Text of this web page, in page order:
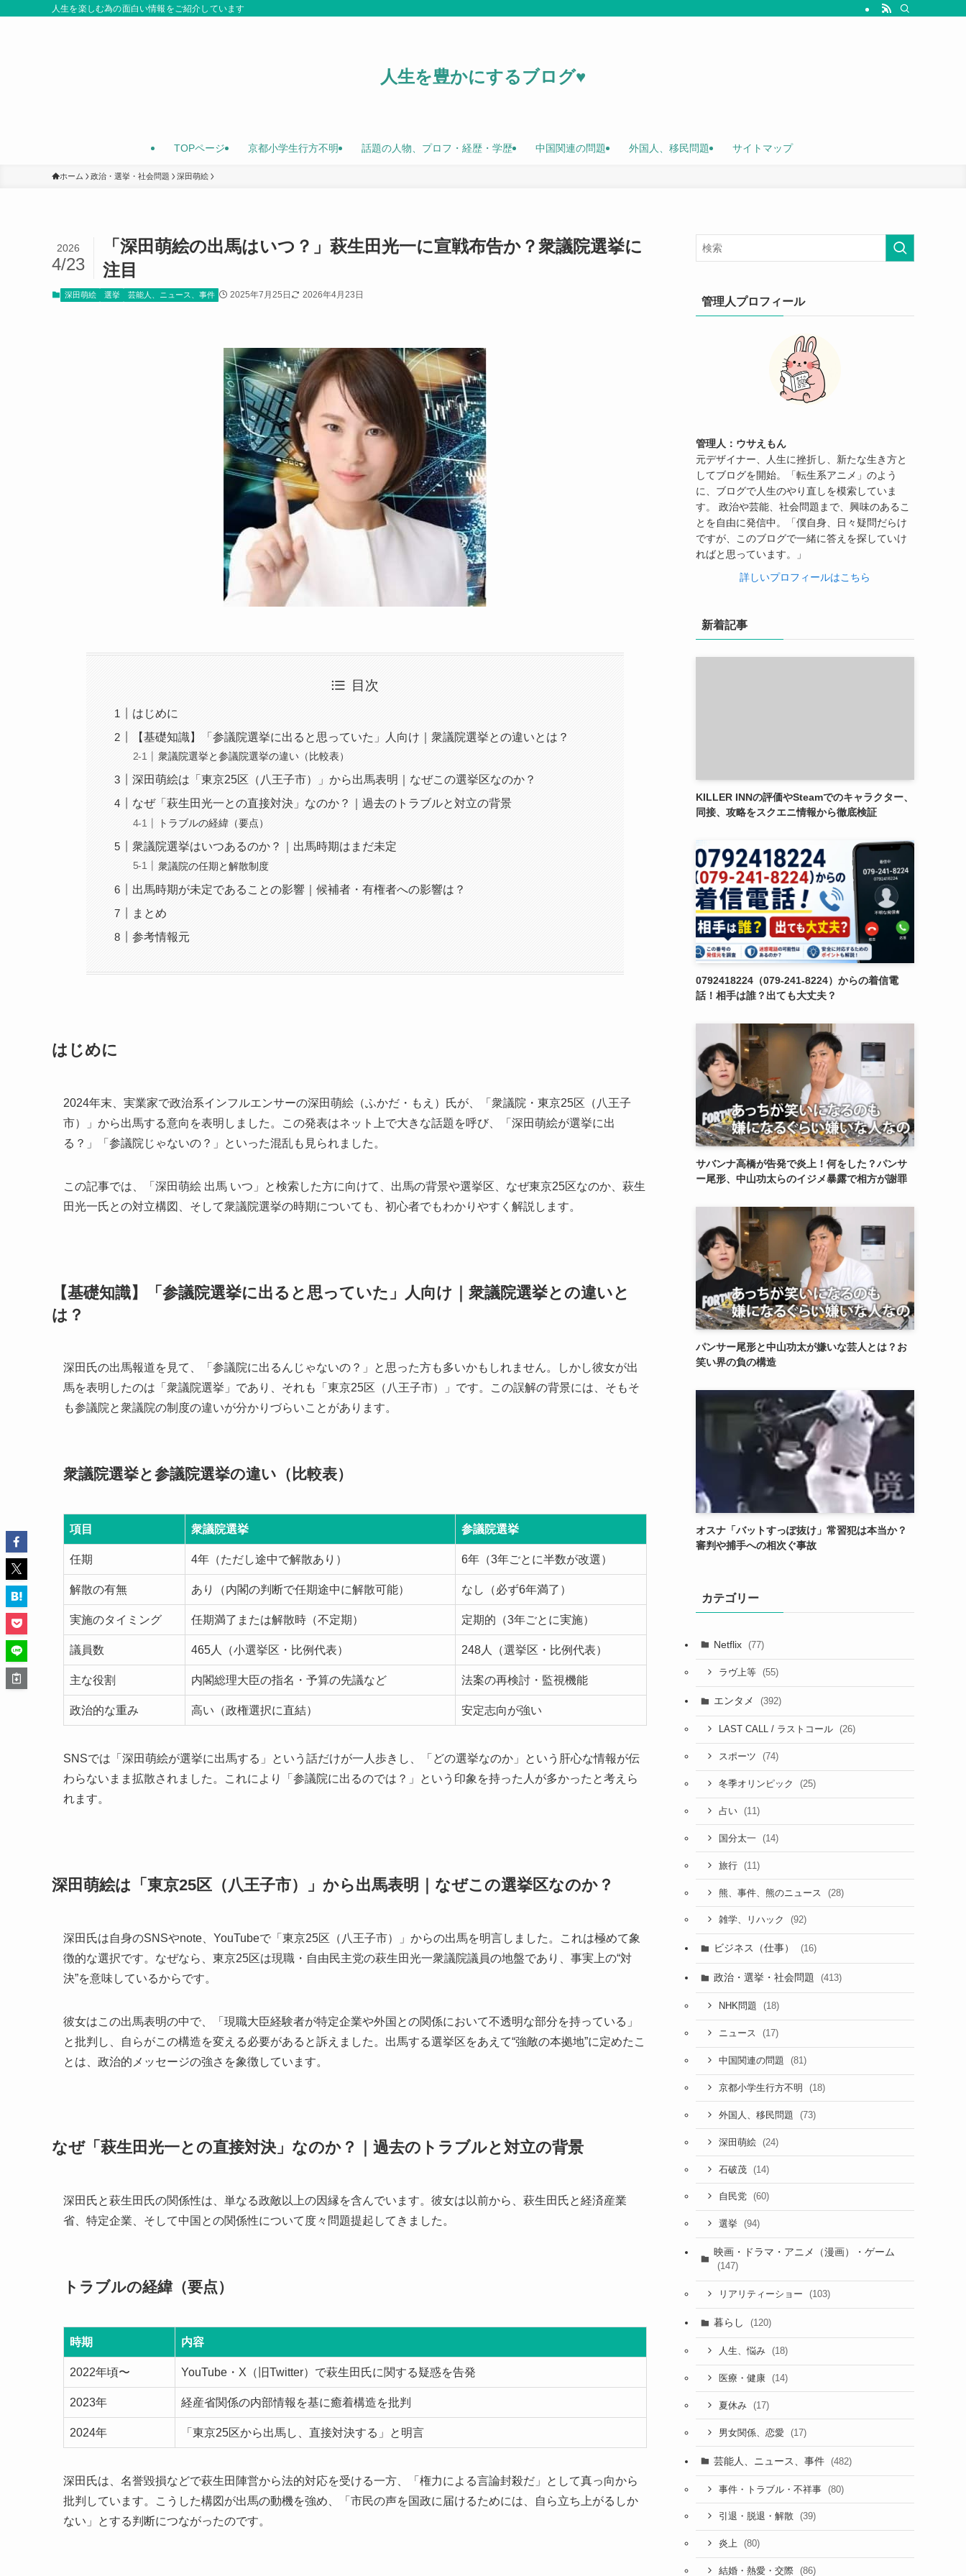
人生を楽しむ為の面白い情報をご紹介しています
人生を豊かにするブログ♥
TOPページ 京都小学生行方不明 話題の人物、プロフ・経歴・学歴 中国関連の問題 外国人、移民問題 サイトマップ
ホーム 政治・選挙・社会問題 深田萌絵
「深田萌絵の出馬はいつ？」萩生田光一に宣戦布告か？衆議院選挙に
注目
2026
4/23
深田萌絵 選挙 芸能人、ニュース、事件 2025年7月25日 2026年4月23日
目次
はじめに
【基礎知識】「参議院選挙に出ると思っていた」人向け｜衆議院選挙との違いとは？
衆議院選挙と参議院選挙の違い（比較表）
深田萌絵は「東京25区（八王子市）」から出馬表明｜なぜこの選挙区なのか？
なぜ「萩生田光一との直接対決」なのか？｜過去のトラブルと対立の背景
トラブルの経緯（要点）
衆議院選挙はいつあるのか？｜出馬時期はまだ未定
衆議院の任期と解散制度
出馬時期が未定であることの影響｜候補者・有権者への影響は？
まとめ
参考情報元
はじめに
2024年末、実業家で政治系インフルエンサーの深田萌絵（ふかだ・もえ）氏が、「衆議院・東京25区（八王子
市）」から出馬する意向を表明しました。この発表はネット上で大きな話題を呼び、「深田萌絵が選挙に出
る？」「参議院じゃないの？」といった混乱も見られました。
この記事では、「深田萌絵 出馬 いつ」と検索した方に向けて、出馬の背景や選挙区、なぜ東京25区なのか、萩生
田光一氏との対立構図、そして衆議院選挙の時期についても、初心者でもわかりやすく解説します。
【基礎知識】「参議院選挙に出ると思っていた」人向け｜衆議院選挙との違いと
は？
深田氏の出馬報道を見て、「参議院に出るんじゃないの？」と思った方も多いかもしれません。しかし彼女が出
馬を表明したのは「衆議院選挙」であり、それも「東京25区（八王子市）」です。この誤解の背景には、そもそ
も参議院と衆議院の制度の違いが分かりづらいことがあります。
衆議院選挙と参議院選挙の違い（比較表）
項目 衆議院選挙 参議院選挙
任期 4年（ただし途中で解散あり） 6年（3年ごとに半数が改選）
解散の有無 あり（内閣の判断で任期途中に解散可能） なし（必ず6年満了）
実施のタイミング 任期満了または解散時（不定期） 定期的（3年ごとに実施）
議員数 465人（小選挙区・比例代表） 248人（選挙区・比例代表）
主な役割 内閣総理大臣の指名・予算の先議など 法案の再検討・監視機能
政治的な重み 高い（政権選択に直結） 安定志向が強い
SNSでは「深田萌絵が選挙に出馬する」という話だけが一人歩きし、「どの選挙なのか」という肝心な情報が伝
わらないまま拡散されました。これにより「参議院に出るのでは？」という印象を持った人が多かったと考えら
れます。
深田萌絵は「東京25区（八王子市）」から出馬表明｜なぜこの選挙区なのか？
深田氏は自身のSNSやnote、YouTubeで「東京25区（八王子市）」からの出馬を明言しました。これは極めて象
徴的な選択です。なぜなら、東京25区は現職・自由民主党の萩生田光一衆議院議員の地盤であり、事実上の“対
決”を意味しているからです。
彼女はこの出馬表明の中で、「現職大臣経験者が特定企業や外国との関係において不透明な部分を持っている」
と批判し、自らがこの構造を変える必要があると訴えました。出馬する選挙区をあえて“強敵の本拠地”に定めたこ
とは、政治的メッセージの強さを象徴しています。
なぜ「萩生田光一との直接対決」なのか？｜過去のトラブルと対立の背景
深田氏と萩生田氏の関係性は、単なる政敵以上の因縁を含んでいます。彼女は以前から、萩生田氏と経済産業
省、特定企業、そして中国との関係性について度々問題提起してきました。
トラブルの経緯（要点）
時期 内容
2022年頃〜 YouTube・X（旧Twitter）で萩生田氏に関する疑惑を告発
2023年 経産省関係の内部情報を基に癒着構造を批判
2024年 「東京25区から出馬し、直接対決する」と明言
深田氏は、名誉毀損などで萩生田陣営から法的対応を受ける一方、「権力による言論封殺だ」として真っ向から
批判しています。こうした構図が出馬の動機を強め、「市民の声を国政に届けるためには、自ら立ち上がるしか
ない」とする判断につながったのです。
管理人プロフィール
管理人：ウサえもん
元デザイナー、人生に挫折し、新たな生き方と
してブログを開始。「転生系アニメ」のよう
に、ブログで人生のやり直しを模索していま
す。 政治や芸能、社会問題まで、興味のあるこ
とを自由に発信中。「僕自身、日々疑問だらけ
ですが、このブログで一緒に答えを探していけ
ればと思っています。」
詳しいプロフィールはこちら
新着記事
KILLER INNの評価やSteamでのキャラクター、
同接、攻略をスクエニ情報から徹底検証
0792418224（079-241-8224）からの着信電
話！相手は誰？出ても大丈夫？
サバンナ高橋が告発で炎上！何をした？パンサ
ー尾形、中山功太らのイジメ暴露で相方が謝罪
パンサー尾形と中山功太が嫌いな芸人とは？お
笑い界の負の構造
オスナ「バットすっぽ抜け」常習犯は本当か？
審判や捕手への相次ぐ事故
カテゴリー
Netflix (77)
ラヴ上等 (55)
エンタメ (392)
LAST CALL / ラストコール (26)
スポーツ (74)
冬季オリンピック (25)
占い (11)
国分太一 (14)
旅行 (11)
熊、事件、熊のニュース (28)
雑学、リハック (92)
ビジネス（仕事） (16)
政治・選挙・社会問題 (413)
NHK問題 (18)
ニュース (17)
中国関連の問題 (81)
京都小学生行方不明 (18)
外国人、移民問題 (73)
深田萌絵 (24)
石破茂 (14)
自民党 (60)
選挙 (94)
映画・ドラマ・アニメ（漫画）・ゲーム
(147)
リアリティーショー (103)
暮らし (120)
人生、悩み (18)
医療・健康 (14)
夏休み (17)
男女関係、恋愛 (17)
芸能人、ニュース、事件 (482)
事件・トラブル・不祥事 (80)
引退・脱退・解散 (39)
炎上 (80)
結婚・熱愛・交際 (86)